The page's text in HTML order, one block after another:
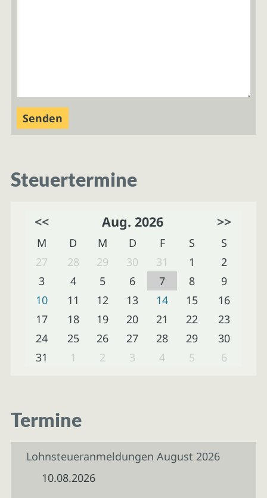
Steuertermine
<< Aug. 2026 >>
M D M D F S
S
27
28 29 30 31 1
2
3
4 5 6 7 8
9
10
11 12 13 14 15
16
17
18 19 20 21 22
23
24
25 26 27 28 29
30
31
1 2 3 4 5 6
Termine
Lohnsteueranmeldungen August 2026
10.08.2026